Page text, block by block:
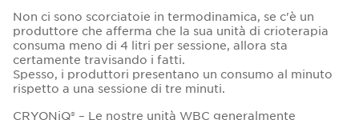
Non ci sono scorciatoie in termodinamica, se c'è un
produttore che afferma che la sua unità di crioterapia
consuma meno di 4 litri per sessione, allora sta
certamente travisando i fatti.
Spesso, i produttori presentano un consumo al minuto
rispetto a una sessione di tre minuti.
CRYONiQ® – Le nostre unità WBC generalmente